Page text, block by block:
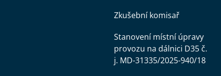
Zkušební komisař
Stanovení místní úpravy
provozu na dálnici D35 č.
j. MD-31335/2025-940/18